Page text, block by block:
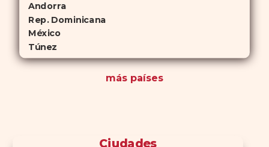
Andorra
Rep. Dominicana
México
Túnez
más países
Ciudades